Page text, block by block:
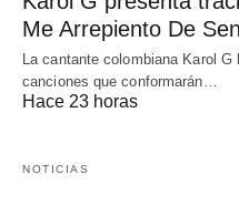
Me Arrepiento De
La cantante colombiana Karol
canciones que conformarán…
Hace 23 horas
NOTICIAS